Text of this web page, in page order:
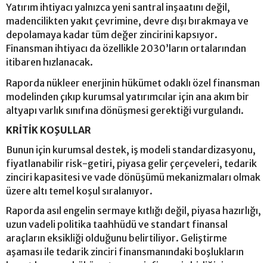
Yatırım ihtiyacı yalnızca yeni santral inşaatını değil,
madencilikten yakıt çevrimine, devre dışı bırakmaya ve
depolamaya kadar tüm değer zincirini kapsıyor.
Finansman ihtiyacı da özellikle 2030’ların ortalarından
itibaren hızlanacak.
Raporda nükleer enerjinin hükümet odaklı özel finansman
modelinden çıkıp kurumsal yatırımcılar için ana akım bir
altyapı varlık sınıfına dönüşmesi gerektiği vurgulandı.
KRİTİK KOŞULLAR
Bunun için kurumsal destek, iş modeli standardizasyonu,
fiyatlanabilir risk-getiri, piyasa gelir çerçeveleri, tedarik
zinciri kapasitesi ve vade dönüşümü mekanizmaları olmak
üzere altı temel koşul sıralanıyor.
Raporda asıl engelin sermaye kıtlığı değil, piyasa hazırlığı,
uzun vadeli politika taahhüdü ve standart finansal
araçların eksikliği olduğunu belirtiliyor. Geliştirme
aşaması ile tedarik zinciri finansmanındaki boşlukların